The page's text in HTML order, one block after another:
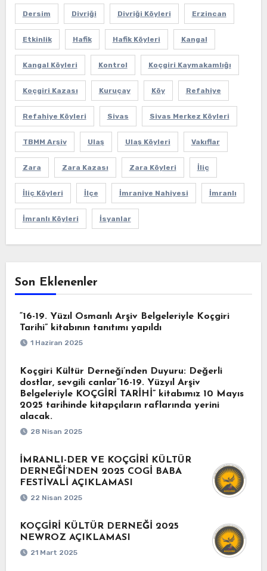
Dersim Divriği Divriği Köyleri Erzincan
Etkinlik Hafik Hafik Köyleri Kangal
Kangal Köyleri Kontrol Koçgiri Kaymakamlığı
Koçgiri Kazası Kuruçay Köy Refahiye
Refahiye Köyleri Sivas Sivas Merkez Köyleri
TBMM Arşiv Ulaş Ulaş Köyleri Vakıflar
Zara Zara Kazası Zara Köyleri İliç
İliç Köyleri İlçe İmraniye Nahiyesi İmranlı
İmranlı Köyleri İsyanlar
Son Eklenenler
“16-19. Yüzıl Osmanlı Arşiv Belgeleriyle Koçgiri
Tarihi” kitabının tanıtımı yapıldı
1 Haziran 2025
Koçgiri Kültür Derneği’nden Duyuru: Değerli
dostlar, sevgili canlar“16-19. Yüzyıl Arşiv
Belgeleriyle KOÇGİRİ TARİHİ” kitabımız 10 Mayıs
2025 tarihinde kitapçıların raflarında yerini
alacak.
28 Nisan 2025
İMRANLI-DER VE KOÇGİRİ KÜLTÜR
DERNEĞİ’NDEN 2025 COGİ BABA
FESTİVALİ AÇIKLAMASI
22 Nisan 2025
KOÇGİRİ KÜLTÜR DERNEĞİ 2025
NEWROZ AÇIKLAMASI
21 Mart 2025